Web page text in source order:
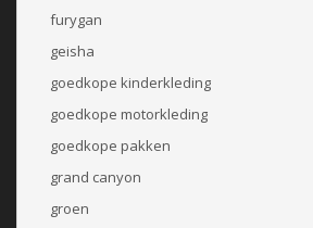
furygan
geisha
goedkope kinderkleding
goedkope motorkleding
goedkope pakken
grand canyon
groen